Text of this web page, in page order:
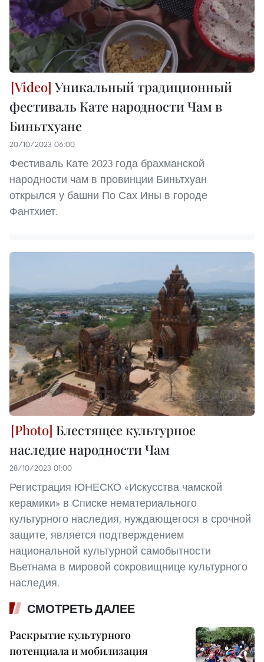
Уникальный традиционный
фестиваль Кате народности Чам в
Биньтхуане
20/10/2023 06:00
Фестиваль Кате 2023 года брахманской
народности чам в провинции Биньтхуан
открылся у башни По Сах Ины в городе
Фантхиет.
Блестящее культурное
наследие народности Чам
28/10/2023 01:00
Регистрация ЮНЕСКО «Искусства чамской
керамики» в Списке нематериального
культурного наследия, нуждающегося в срочной
защите, является подтверждением
национальной культурной самобытности
Вьетнама в мировой сокровищнице культурного
наследия.
СМОТРЕТЬ ДАЛЕЕ
Раскрытие культурного
потенциала и мобилизация